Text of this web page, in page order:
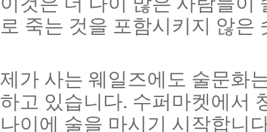
로 죽는 것을 포함시키지 않은
제가 사는 웨일즈에도 술문화
하고 있습니다. 수퍼마켓에서
나이에 술을 마시기 시작합니